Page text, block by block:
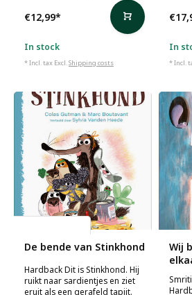
€12,99*
In stock
* Incl. tax Excl.Shipping costs
In
* Incl.
De bende van Stinkhond
Hardback Dit is Stinkhond. Hij
ruikt naar sardientjes en ziet
eruit als een gerafeld tapijt.
Wij